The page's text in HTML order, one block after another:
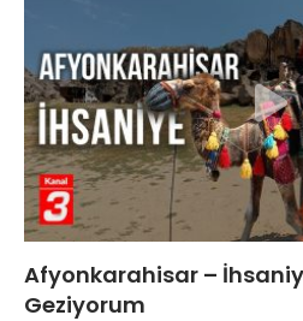
Afyonkarahisar –
Geziyorum